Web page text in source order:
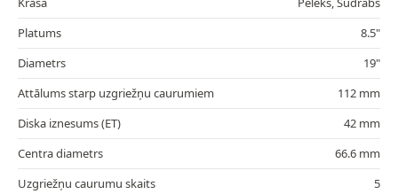
Platums
8.5"
Diametrs
19"
Attālums starp uzgriežņu caurumiem
112 mm
Diska iznesums (ET)
42 mm
Centra diametrs
66.6 mm
Uzgriežņu caurumu skaits
5